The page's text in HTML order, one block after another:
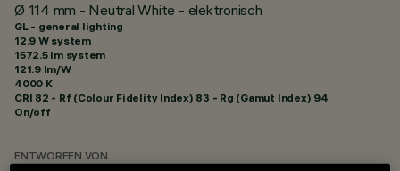
Ø 114 mm - Neutral White - elektronisch
GL - general lighting
12.9 W system
1572.5 lm system
121.9 lm/W
4000 K
CRI 82 - Rf (Colour Fidelity Index) 83 - Rg (Gamut Index) 94
On/off
ENTWORFEN VON